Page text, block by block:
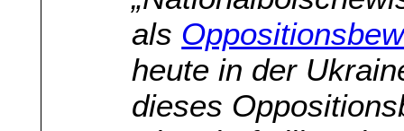
als
heute in der
dieses